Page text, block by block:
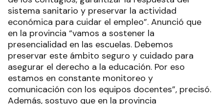
sistema sanitario y preservar la actividad
económica para cuidar el empleo”. Anunció que
en la provincia “vamos a sostener la
presencialidad en las escuelas. Debemos
preservar este ámbito seguro y cuidado para
asegurar el derecho a la educación. Por eso
estamos en constante monitoreo y
comunicación con los equipos docentes”, precisó.
Además, sostuvo que en la provincia